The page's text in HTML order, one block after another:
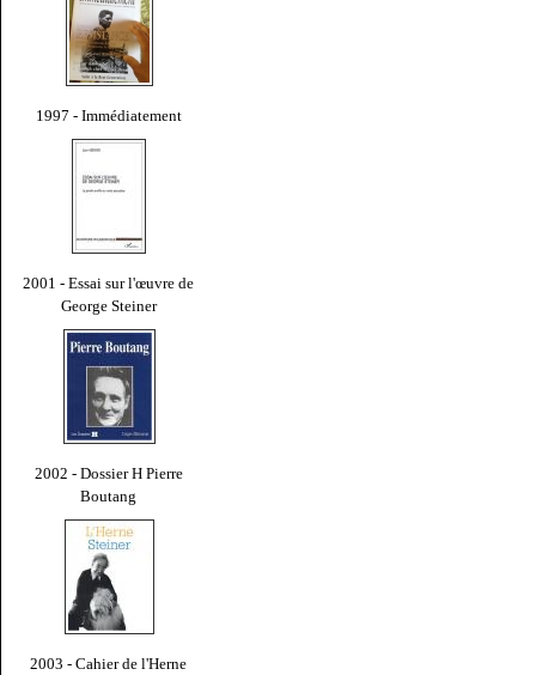
1997 - Immédiatement
2001 - Essai sur l'œuvre de
George Steiner
2002 - Dossier H Pierre
Boutang
2003 - Cahier de l'Herne